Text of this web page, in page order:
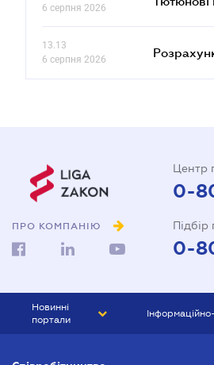
6 серпня 2026
13.13
6 серпня 2026
ПРО КОМПАНІЮ
Центр
0-
Підбір
0-
Новинні
портали